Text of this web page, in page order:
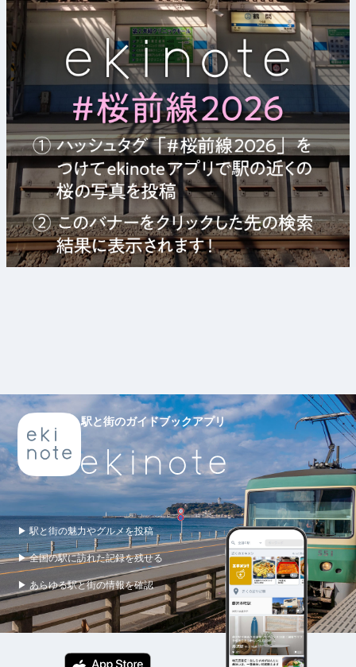
駅と街のガイドブックアプリ
▶ 駅と街の魅力やグルメを投稿
▶ 全国の駅に訪れた記録を残せる
▶ あらゆる駅と街の情報を確認